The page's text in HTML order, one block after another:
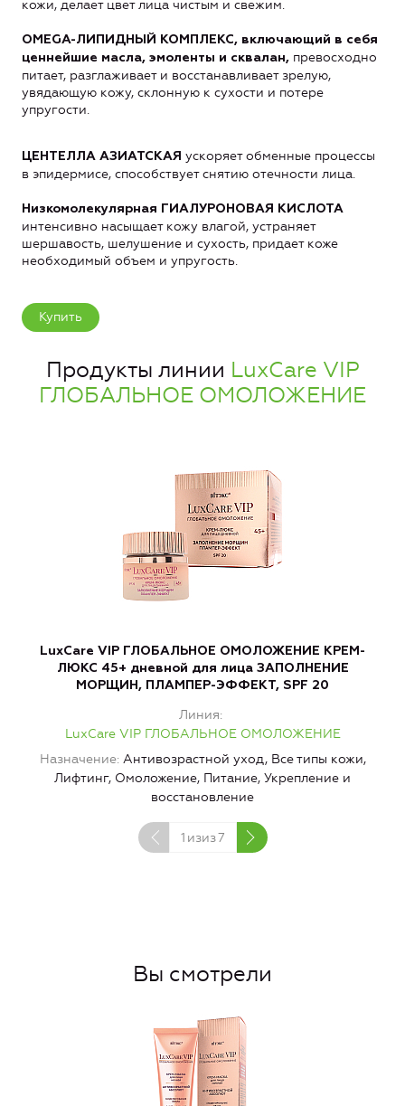
кожи, делает цвет лица чистым и свежим.
OMEGA-ЛИПИДНЫЙ КОМПЛЕКС, включающий в себя
ценнейшие масла, эмоленты и сквалан, превосходно
питает, разглаживает и восстанавливает зрелую,
увядающую кожу, склонную к сухости и потере
упругости.
ЦЕНТЕЛЛА АЗИАТСКАЯ ускоряет обменные процессы
в эпидермисе, способствует снятию отечности лица.
Низкомолекулярная ГИАЛУРОНОВАЯ КИСЛОТА
интенсивно насыщает кожу влагой, устраняет
шершавость, шелушение и сухость, придает коже
необходимый объем и упругость.
Купить
Продукты линии LuxCare VIP
ГЛОБАЛЬНОЕ ОМОЛОЖЕНИЕ
LuxCare VIP ГЛОБАЛЬНОЕ ОМОЛОЖЕНИЕ КРЕМ-
ЛЮКС 45+ дневной для лица ЗАПОЛНЕНИЕ
МОРЩИН, ПЛАМПЕР-ЭФФЕКТ, SPF 20
Линия
LuxCare VIP ГЛОБАЛЬНОЕ ОМОЛОЖЕНИЕ
Назначение Антивозрастной уход, Все типы кожи,
Лифтинг, Омоложение, Питание, Укрепление и
восстановление
1 изиз7
Вы смотрели